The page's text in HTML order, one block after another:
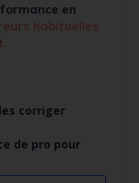
en
habituelles
corriger
de pro pour